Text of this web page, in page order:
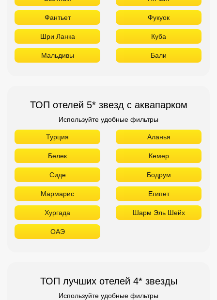
Фантьет Фукуок
Шри Ланка Куба
Мальдивы Бали
ТОП отелей 5* звезд с аквапарком
Используйте удобные фильтры
Турция Аланья
Белек Кемер
Сиде Бодрум
Мармарис Египет
Хургада Шарм Эль Шейх
ОАЭ
ТОП лучших отелей 4* звезды
Используйте удобные фильтры